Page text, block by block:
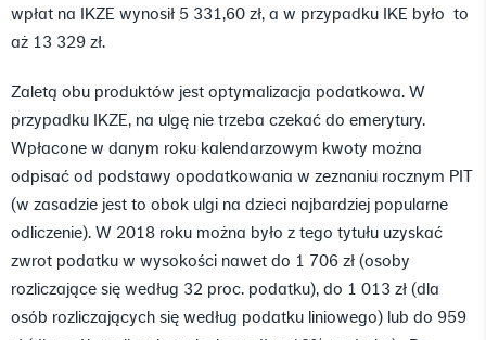
wpłat na IKZE wynosił 5 331,60 zł, a w przypadku IKE było to
aż 13 329 zł.
Zaletą obu produktów jest optymalizacja podatkowa. W
przypadku IKZE, na ulgę nie trzeba czekać do emerytury.
Wpłacone w danym roku kalendarzowym kwoty można
odpisać od podstawy opodatkowania w zeznaniu rocznym PIT
(w zasadzie jest to obok ulgi na dzieci najbardziej popularne
odliczenie). W 2018 roku można było z tego tytułu uzyskać
zwrot podatku w wysokości nawet do 1 706 zł (osoby
rozliczające się według 32 proc. podatku), do 1 013 zł (dla
osób rozliczających się według podatku liniowego) lub do 959